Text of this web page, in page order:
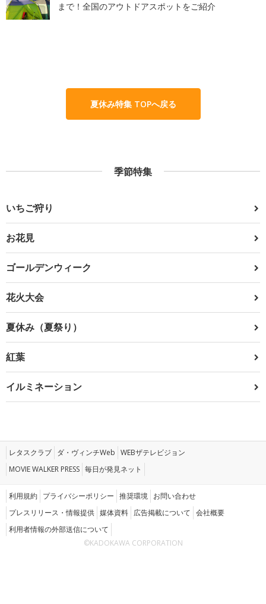
まで！全国のアウトドアスポットをご紹介
夏休み特集 TOPへ戻る
季節特集
いちご狩り
お花見
ゴールデンウィーク
花火大会
夏休み（夏祭り）
紅葉
イルミネーション
レタスクラブ ダ・ヴィンチWeb WEBザテレビジョン
MOVIE WALKER PRESS 毎日が発見ネット
利用規約 プライバシーポリシー 推奨環境 お問い合わせ
プレスリリース・情報提供 媒体資料 広告掲載について 会社概要
利用者情報の外部送信について
©KADOKAWA CORPORATION